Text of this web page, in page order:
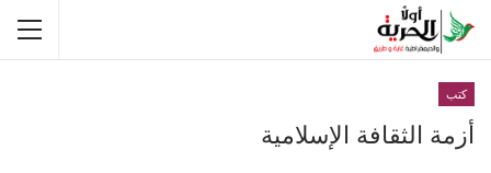
كتب
أزمة الثقافة الإسلامية